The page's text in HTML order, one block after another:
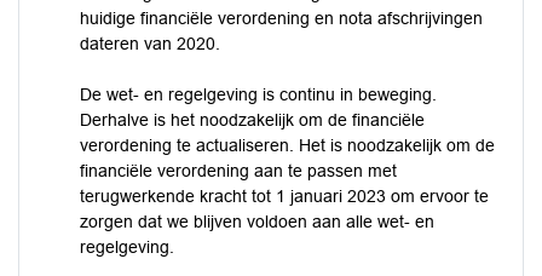
huidige financiële verordening en nota afschrijvingen
dateren van 2020.
De wet- en regelgeving is continu in beweging.
Derhalve is het noodzakelijk om de financiële
verordening te actualiseren. Het is noodzakelijk om de
financiële verordening aan te passen met
terugwerkende kracht tot 1 januari 2023 om ervoor te
zorgen dat we blijven voldoen aan alle wet- en
regelgeving.